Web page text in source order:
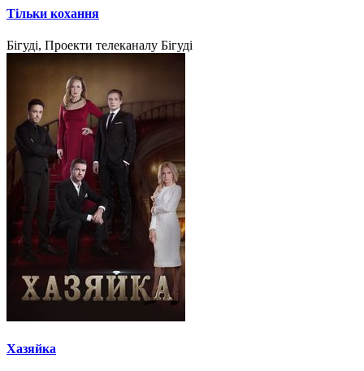
Тільки кохання
Бігуді, Проекти телеканалу Бігуді
Хазяйка